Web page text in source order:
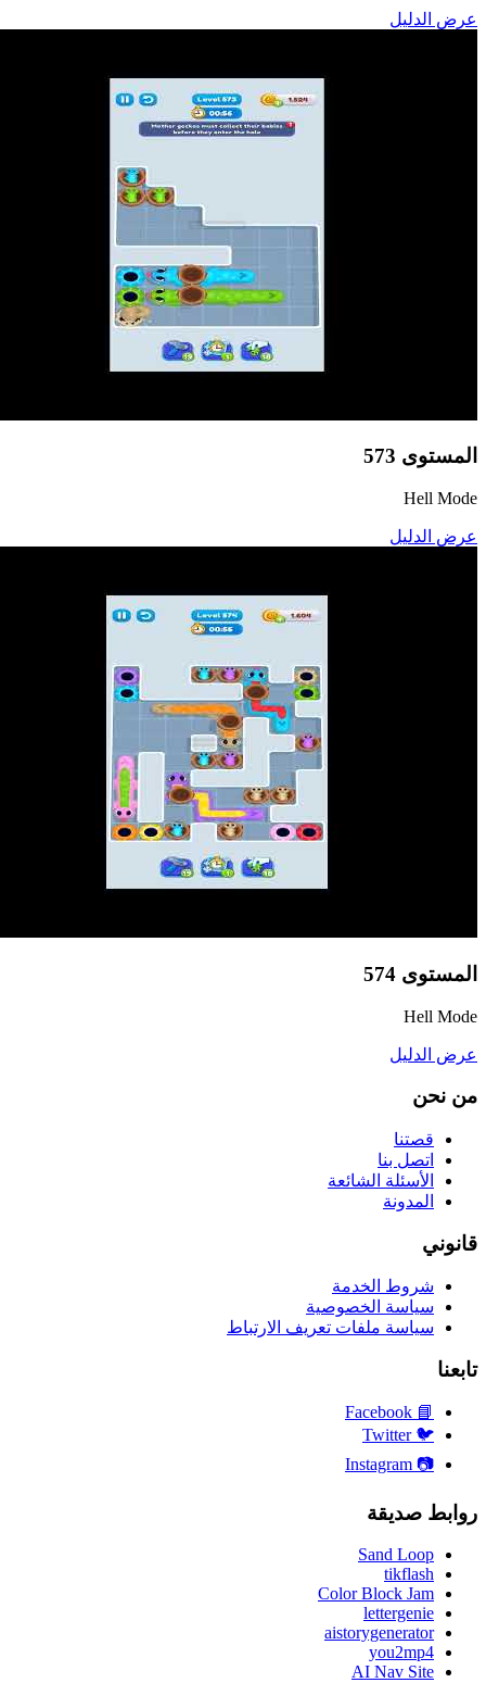
عرض الدليل
المستوى 573
Hell Mode
عرض الدليل
المستوى 574
Hell Mode
عرض الدليل
من نحن
قصتنا
اتصل بنا
الأسئلة الشائعة
المدونة
قانوني
شروط الخدمة
سياسة الخصوصية
سياسة ملفات تعريف الارتباط
تابعنا
📘
🐦
Twitter
📷
روابط صديقة
Sand Loop
tikflash
Color Block Jam
lettergenie
aistorygenerator
you2mp4
AI Nav Site